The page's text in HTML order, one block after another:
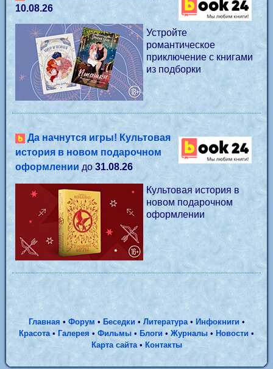
10.08.26
Устройте
романтическое
приключение с книгами
из подборки
Да начнутся игры! Культовая
история в новом подарочном
оформлении до31.08.26
Культовая история в
новом подарочном
оформлении
Главная• Форум • Беседки• Литература• Инфокниги •
Красота• Галерея •Фильмы •Блоги •Журналы • Новости •
Карта сайта• Контакты